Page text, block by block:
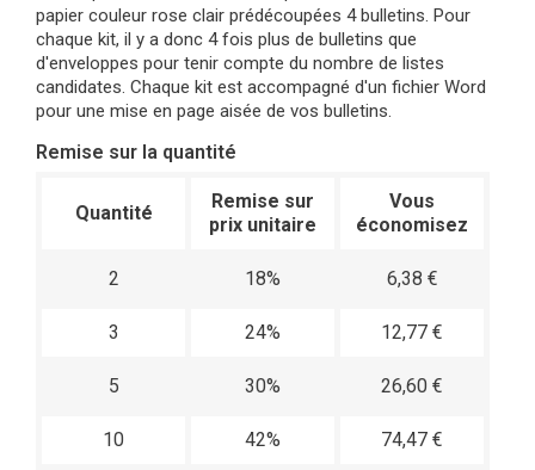
papier couleur rose clair prédécoupées 4 bulletins. Pour
chaque kit, il y a donc 4 fois plus de bulletins que
d'enveloppes pour tenir compte du nombre de listes
candidates. Chaque kit est accompagné d'un fichier Word
pour une mise en page aisée de vos bulletins.
Remise sur la quantité
Quantité
Remise sur
prix unitaire
Vous
économisez
2 18% 6,38 €
3 24% 12,77 €
5 30% 26,60 €
10 42% 74,47 €